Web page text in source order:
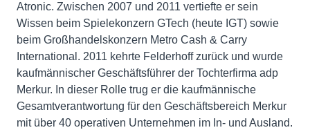
Atronic. Zwischen 2007 und 2011 vertiefte er sein
Wissen beim Spielekonzern GTech (heute IGT) sowie
beim Großhandelskonzern Metro Cash & Carry
International. 2011 kehrte Felderhoff zurück und wurde
kaufmännischer Geschäftsführer der Tochterfirma adp
Merkur. In dieser Rolle trug er die kaufmännische
Gesamtverantwortung für den Geschäftsbereich Merkur
mit über 40 operativen Unternehmen im In- und Ausland.